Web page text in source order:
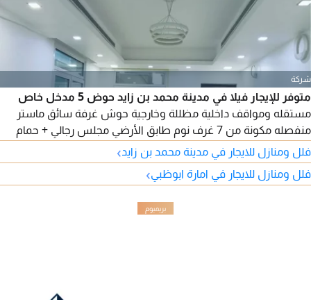
شركة
متوفر للإيجار فيلا في مدينة محمد بن زايد حوض 5 مدخل خاص
مستقله ومواقف داخلية مظللة وخارجية حوش غرفة سائق ماستر
منفصله مكونة من 7 غرف نوم طابق الأرضي مجلس رجالي + حمام
ومغاسل ومجلس نسائي وصالة طعام وغرفة ماستر وغرفة غسيل
و2 ستور طابق الأول مطبخ تحضيري غرفتين ماستر بكبتات و4 غرف
بكبتات + 2 حمام وبلكونه وغرفة خادمة
فلل ومنازل للايجار في مدينة محمد بن زايد›
فلل ومنازل للايجار في امارة ابوظبي›